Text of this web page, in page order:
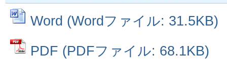
Word (Wordファイル: 31.5KB)
PDF (PDFファイル: 68.1KB)